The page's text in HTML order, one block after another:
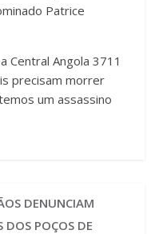
Patrice
Central Angola 3711
precisam morrer
um assassino
DENUNCIAM
DOS POÇOS DE